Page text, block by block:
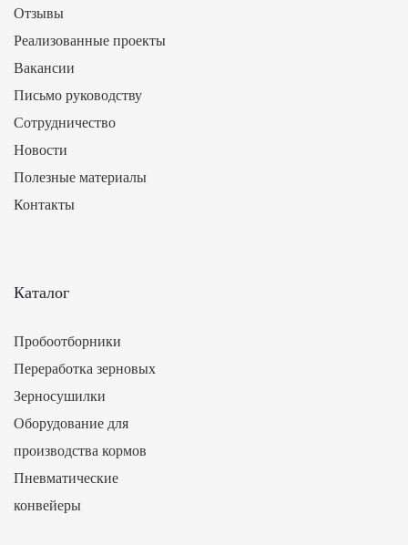
Отзывы
Реализованные проекты
Вакансии
Письмо руководству
Сотрудничество
Новости
Полезные материалы
Контакты
Каталог
Пробоотборники
Переработка зерновых
Зерносушилки
Оборудование для
производства кормов
Пневматические
конвейеры